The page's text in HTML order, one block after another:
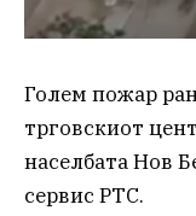
Голем пожар
трговскиот
населбата Нов
сервис РТС.